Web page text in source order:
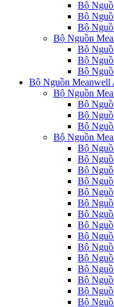
Bộ
Bộ
Bộ
Bộ Nguồn
Bộ
Bộ
Bộ
Bộ Nguồn Meanwell
Bộ Nguồn
Bộ
Bộ
Bộ
Bộ Nguồn
Bộ
Bộ
Bộ
Bộ
Bộ
Bộ
Bộ
Bộ
Bộ
Bộ
Bộ
Bộ
Bộ
Bộ
Bộ